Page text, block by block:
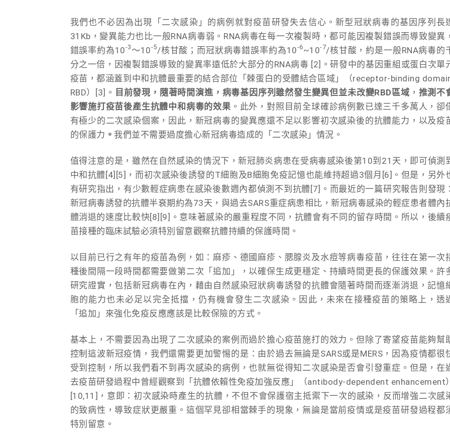
我們也不必因為出現「二次感染」的病例就對疫苗研發失去信心。新型冠狀病毒的基因序列長
31Kb，變異能力也比一般RNA病毒弱。RNA病毒在每一次複製時，都可能因複製錯誤而導致變異，
錯誤率約為10-3 ～10-5/核甘酸；而冠狀病毒錯誤率約為10-6~10-7/核甘酸，約是一般RNA病毒的
分之一倍，因複製錯誤導致的變異率遠低於大部分的RNA病毒 [2]。研發中的基因重組或蛋白次單
疫苗，都涵蓋到中和抗體最重要的結合部位「棘蛋白的受體結合區域」（receptor-binding
RBD）[3]。 目前發現，隨著時間演進，病毒基因序列雖然發生變異但並未改變RBD區域 ， 推測不
影響施打疫苗後產生抗體中和病毒的效果 。此外，對照目前全球確診病例數已達三千多萬人，卻
有極少的二次感染個案，因此，新冠病毒的變異應還不足以影響初次感染後的抗體能力，以及疫
的保護力 。 我們並不需要過度擔心新冠病毒造成的「二次感染」情況。
值得注意的是，雖然在自然感染的情況下，新冠肺炎病患在受病毒感染後第10到21天，即可偵測
中和抗體[4][5]，而初次感染後誘發的T細胞及B細胞免疫記憶也能維持超過3個月[6]。但是，另外
有研究指出，有少數輕症病患在感染後數週內都偵測不到抗體[7]。而最近的一篇研究報告則發現：
新冠病毒誘發的抗體半衰期約為73天，與過去SARS重症病患相比，新冠病毒感染的輕症患者體內
體消退的速度比較快[8][9]。意味著感染的嚴重程度不同，抗體會有不同的留存時間。所以，後續
苗接種的臨床試驗必須特別留意觀察抗體持續的保護時間。
以目前已行之有年的疫苗為例，如：麻疹、德國麻疹、腮腺炎及水痘等病毒疫苗，往往在第一次
種後間隔一段時間都需要做第二次「追加」，以確保生成更穩定、持續時間更長的保護效果。許
研究證實，包括新冠病毒在內，藉由自然感染冠狀病毒誘發的抗體會隨著時間而逐漸消退，記憶
胞的能力也未必足以完全抵擋，仍有機會發生二次感染。因此，未來在接種疫苗的策略上，透
「追加」來強化免疫反應應該是比較保險的方式。
基本上，不需要因為出現了二次感染的案例而過於擔心疫苗施打的效力。但除了寄望疫苗能夠幫
控制這波新冠疫情，我們還需要更加警惕的是：由於過去無論是SARS或是MERS，因為疫情都很
受到控制，所以我們看不到再次感染的病例，也就無從得知二次感染是否會引發重症。但是，在
去疫苗研發過程中曾經觀察到「抗體依賴性免疫加強反應」（antibody-dependent enhancement）
[10,11]，意即：初次感染時產生的抗體，不但不會保護宿主抵禦下一次的感染，反而增強二次感
的致病性，導致症狀更嚴重。這個罕見卻相當棘手的現象，無論是當前疫情或是疫苗研發過程都
特別留意。